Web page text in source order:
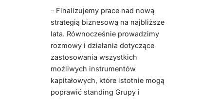
– Finalizujemy prace nad nową
strategią biznesową na najbliższe
lata. Równocześnie prowadzimy
rozmowy i działania dotyczące
zastosowania wszystkich
możliwych instrumentów
kapitałowych, które istotnie mogą
poprawić standing Grupy i